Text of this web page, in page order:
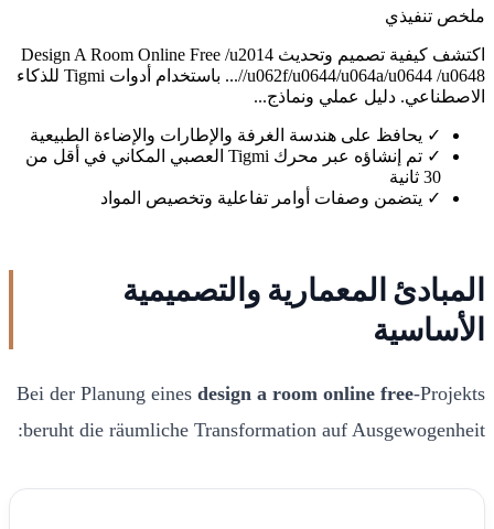
ملخص تنفيذي
اكتشف كيفية تصميم وتحديث Design A Room Online Free /u2014
/u062f/u0644/u064a/u0644 /u0648/... باستخدام أدوات Tigmi للذكاء
الاصطناعي. دليل عملي ونماذج...
✓ يحافظ على هندسة الغرفة والإطارات والإضاءة الطبيعية
✓
تم إنشاؤه عبر محرك Tigmi العصبي المكاني في أقل من
30 ثانية
✓ يتضمن وصفات أوامر تفاعلية وتخصيص المواد
المبادئ المعمارية والتصميمية
الأساسية
Bei der Planung eines design a room online free-Projekts
beruht die räumliche Transformation auf Ausgewogenheit: